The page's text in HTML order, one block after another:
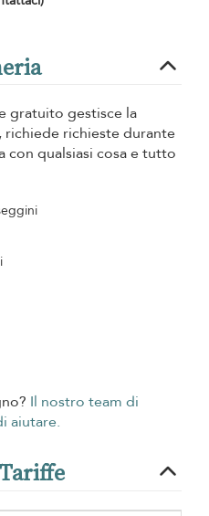
gratuito gestisce la
richieste durante
qualsiasi cosa e tutto
Il nostro team di
aiutare.
Tariffe